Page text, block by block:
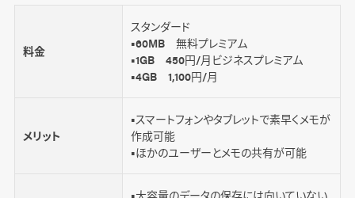
料金
スタンダード
■60MB 無料プレミアム
■1GB 450円/月ビジネスプレミアム
■4GB 1,100円/月
メリット
■スマートフォンやタブレットで素早くメモが
作成可能
■ほかのユーザーとメモの共有が可能
■大容量のデータの保存には向いていない